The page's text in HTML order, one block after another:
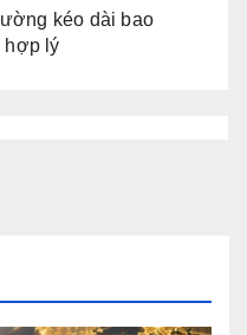
kéo dài bao
hợp lý